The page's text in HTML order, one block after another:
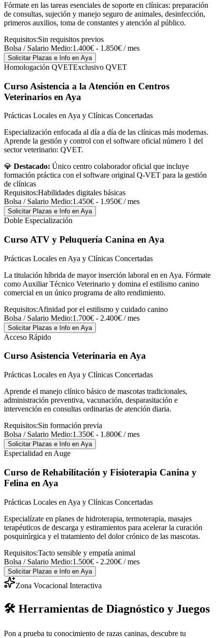
Fórmate en las tareas esenciales de soporte en clínicas: preparación
de consultas, sujeción y manejo seguro de animales, desinfección,
primeros auxilios, toma de constantes y atención al público.
Requisitos:Sin requisitos previos
Bolsa / Salario Medio:1.400€ - 1.850€ / mes
Solicitar Plazas e Info en Aya
Homologación QVETExclusivo QVET
Curso Asistencia a la Atención en Centros
Veterinarios en Aya
Prácticas Locales en Aya y Clínicas Concertadas
Especialización enfocada al día a día de las clínicas más modernas.
Aprende la gestión y control con el software oficial número 1 del
sector veterinario: QVET.
💎 Destacado: Único centro colaborador oficial que incluye
formación práctica con el software original Q-VET para la gestión
de clínicas
Requisitos:Habilidades digitales básicas
Bolsa / Salario Medio:1.450€ - 1.950€ / mes
Solicitar Plazas e Info en Aya
Doble Especialización
Curso ATV y Peluquería Canina en Aya
Prácticas Locales en Aya y Clínicas Concertadas
La titulación híbrida de mayor inserción laboral en en Aya. Fórmate
como Auxiliar Técnico Veterinario y domina el estilismo canino
comercial en un único programa de alto rendimiento.
Requisitos:Afinidad por el estilismo y cuidado canino
Bolsa / Salario Medio:1.700€ - 2.400€ / mes
Solicitar Plazas e Info en Aya
Acceso Rápido
Curso Asistencia Veterinaria en Aya
Prácticas Locales en Aya y Clínicas Concertadas
Aprende el manejo clínico básico de mascotas tradicionales,
administración preventiva, vacunación, desparasitación e
intervención en consultas ordinarias de atención diaria.
Requisitos:Sin formación previa
Bolsa / Salario Medio:1.350€ - 1.800€ / mes
Solicitar Plazas e Info en Aya
Especialidad en Auge
Curso de Rehabilitación y Fisioterapia Canina y
Felina en Aya
Prácticas Locales en Aya y Clínicas Concertadas
Especialízate en planes de hidroterapia, termoterapia, masajes
terapéuticos de descarga y estiramientos para acelerar la curación
posquirúrgica y el tratamiento del dolor crónico de las mascotas.
Requisitos:Tacto sensible y empatía animal
Bolsa / Salario Medio:1.500€ - 2.200€ / mes
Solicitar Plazas e Info en Aya
Zona Vocacional Interactiva
🛠️ Herramientas de Diagnóstico y Juegos
Pon a prueba tu conocimiento de razas caninas, descubre tu